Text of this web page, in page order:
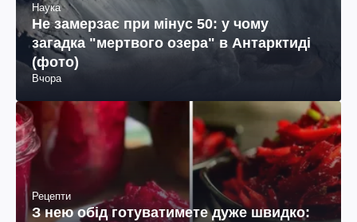
Наука
Не замерзає при мінус 50: у чому
загадка "мертвого озера" в Антарктиді
(фото)
Вчора
Рецепти
З нею обід готуватимете дуже швидко: